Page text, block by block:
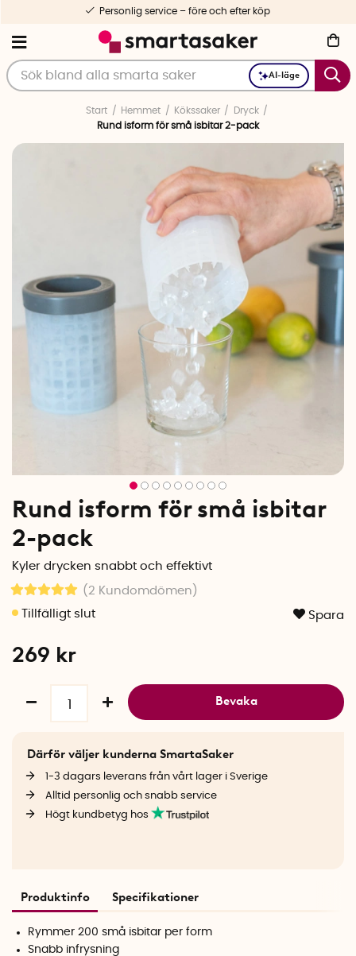
AI-läge
Personlig service – före och efter köp
Start Hemmet Kökssaker
Dryck
Rund isform för små isbitar 2-pack
Rund isform för små isbitar
2-pack
Kyler drycken snabbt och effektivt
(2 Kundomdömen )
Spara
269 kr
Bevaka
Därför väljer kunderna SmartaSaker
1-3 dagars leverans från vårt lager i Sverige
Alltid personlig och snabb service
Högt kundbetyg hos
Produktinfo Specifikationer
Rymmer 200 små isbitar per form
Snabb infrysning